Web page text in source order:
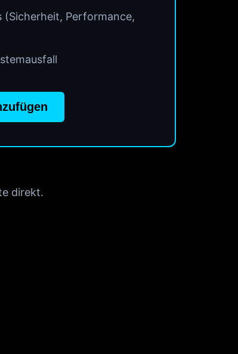
Performance,
direkt.